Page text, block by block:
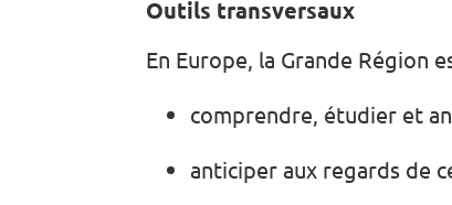
Outils transversaux
En Europe, la Grande Région
comprendre, étudier et
anticiper aux regards de